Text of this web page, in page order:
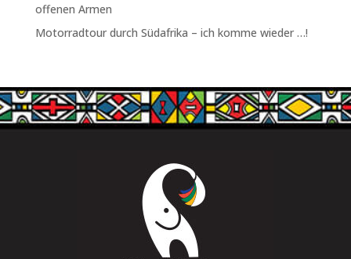
offenen Armen
Motorradtour durch Südafrika – ich komme wieder …!